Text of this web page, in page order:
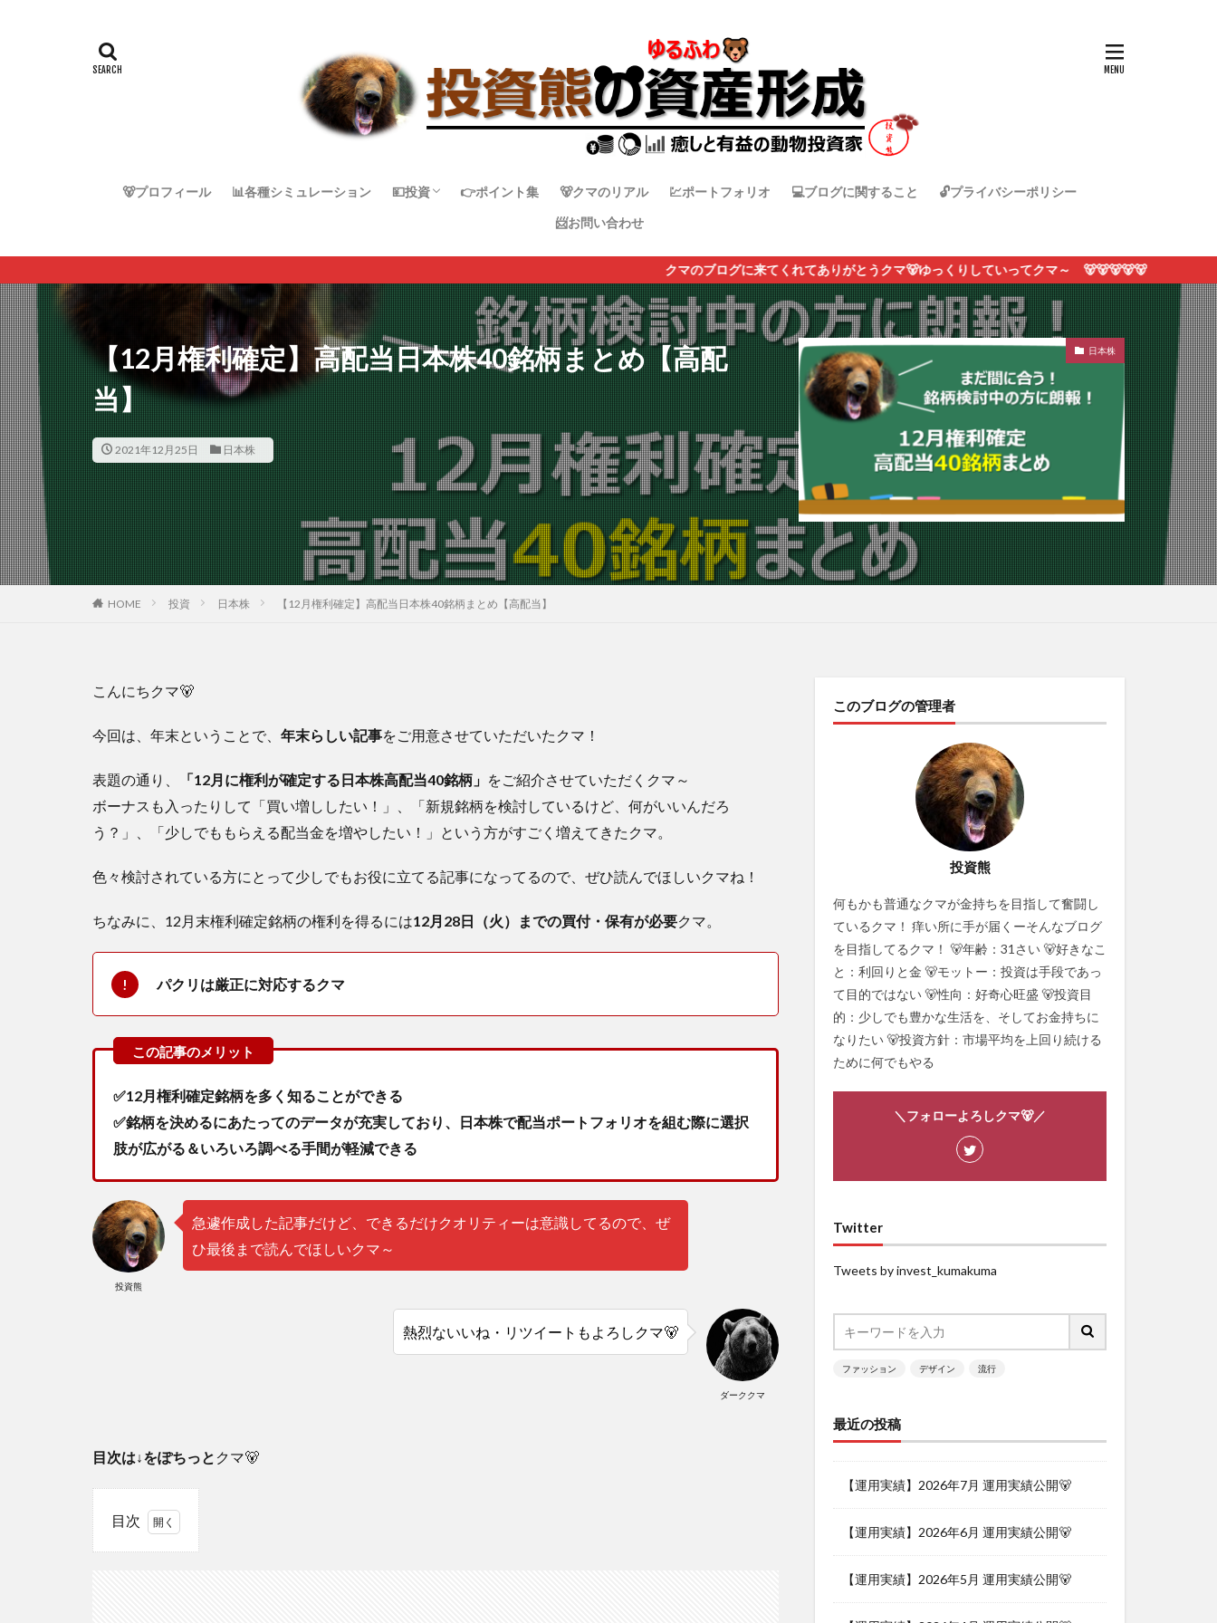
🐻プロフィール 📊各種シミュレーション 💴投資 👉ポイント集 🐻クマのリアル 💹ポートフォリオ 💻ブログに関すること
🔓プライバシーポリシー
📨お問い合わせ
クマのブログに来てくれてありがとうクマ🐻ゆっくりしていってクマ～ 🐻🐻🐻🐻🐻
【12月権利確定】高配当日本株40銘柄まとめ【高配
当】
2021年12月25日 日本株
日本株
HOME 投資 日本株 【12月権利確定】高配当日本株40銘柄まとめ【高配当】
こんにちクマ🐻
今回は、年末ということで、 年末らしい記事をご用意させていただいたクマ！
表題の通り、 「12月に権利が確定する日本株高配当40銘柄」 をご紹介させていただくクマ～
ボーナスも入ったりして「買い増ししたい！」、「新規銘柄を検討しているけど、何がいいんだろ
う？」、「少しでももらえる配当金を増やしたい！」という方がすごく増えてきたクマ。
色々検討されている方にとって少しでもお役に立てる記事になってるので、ぜひ読んでほしいクマね！
ちなみに、12月末権利確定銘柄の権利を得るには12月28日（火）までの買付・保有が必要クマ。
パクリは厳正に対応するクマ
✅12月権利確定銘柄を多く知ることができる
✅銘柄を決めるにあたってのデータが充実しており、日本株で配当ポートフォリオを組む際に選択
肢が広がる＆いろいろ調べる手間が軽減できる
投資熊
急遽作成した記事だけど、できるだけクオリティーは意識してるので、ぜ
ひ最後まで読んでほしいクマ～
ダーククマ
熱烈ないいね・リツイートもよろしクマ🐻
目次は↓をぽちっと クマ🐻
目次
このブログの管理者
投資熊
何もかも普通なクマが金持ちを目指して奮闘し
ているクマ！ 痒い所に手が届くーそんなブログ
を目指してるクマ！ 🐻年齢：31さい 🐻好きなこ
と：利回りと金 🐻モットー：投資は手段であっ
て目的ではない 🐻性向：好奇心旺盛 🐻投資目
的：少しでも豊かな生活を、そしてお金持ちに
なりたい 🐻投資方針：市場平均を上回り続ける
ために何でもやる
＼フォローよろしクマ🐻／
Twitter
Tweets by invest_kumakuma
ファッション デザイン 流行
最近の投稿
【運用実績】2026年7月 運用実績公開🐻
【運用実績】2026年6月 運用実績公開🐻
【運用実績】2026年5月 運用実績公開🐻